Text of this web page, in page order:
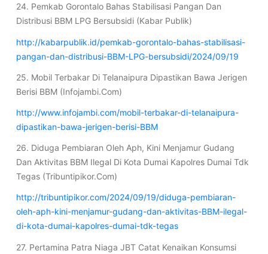
24. Pemkab Gorontalo Bahas Stabilisasi Pangan Dan
Distribusi BBM LPG Bersubsidi (Kabar Publik)
http://kabarpublik.id/pemkab-gorontalo-bahas-stabilisasi-
pangan-dan-distribusi-BBM-LPG-bersubsidi/2024/09/19
25. Mobil Terbakar Di Telanaipura Dipastikan Bawa Jerigen
Berisi BBM (Infojambi.Com)
http://www.infojambi.com/mobil-terbakar-di-telanaipura-
dipastikan-bawa-jerigen-berisi-BBM
26. Diduga Pembiaran Oleh Aph, Kini Menjamur Gudang
Dan Aktivitas BBM Ilegal Di Kota Dumai Kapolres Dumai Tdk
Tegas (Tribuntipikor.Com)
http://tribuntipikor.com/2024/09/19/diduga-pembiaran-
oleh-aph-kini-menjamur-gudang-dan-aktivitas-BBM-ilegal-
di-kota-dumai-kapolres-dumai-tdk-tegas
27. Pertamina Patra Niaga JBT Catat Kenaikan Konsumsi